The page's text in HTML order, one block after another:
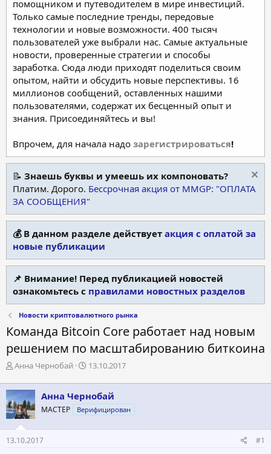
помощником и путеводителем в мире инвестиций.
Только самые последние тренды, передовые
технологии и новые возможности. 400 тысяч
пользователей уже выбрали нас. Самые актуальные
новости, проверенные стратегии и способы
заработка. Сюда люди приходят поделиться своим
опытом, найти и обсудить новые перспективы. 16
миллионов сообщений, оставленных нашими
пользователями, содержат их бесценный опыт и
знания. Присоединяйтесь и вы!
Впрочем, для начала надо зарегистрироваться!
📝 Знаешь буквы и умеешь их компоновать?
Платим. Дорого. Бессрочная акция от MMGP: "ОПЛАТА
ЗА СООБЩЕНИЯ"
💰 В данном разделе действует акция с оплатой за
новые публикации
📌 Внимание! Перед публикацией новостей
ознакомьтесь с правилами новостных разделов
Новости криптовалютного рынка
Команда Bitcoin Core работает над новым
решением по масштабированию биткоина
А
т
о
р
т
е
м
Анна Чернобай
Д
т
а
н
ч
13.10.2017
Анна Чернобай
МАСТЕР Верифицирован
13.10.2017
#1